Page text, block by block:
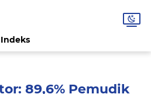
Indeks
89,6% Pemudik